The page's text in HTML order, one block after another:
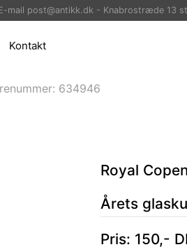
mail post@antikk.dk - Knabrostræde 13
Kontakt
634946
Royal
Årets
Pris: 150,-